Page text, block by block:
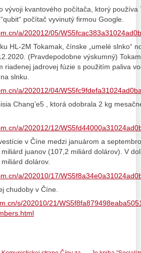
vývoji kvantového počítača, ktorý používa
počítač vyvinutý firmou Google.
a/202012/05/
HL-2M Tokamak, čínske „umelé slnko“
(Pravdepodobne výskumný)
riadenej jadrovej fúzie s použitím paliva
slnku.
a/202012/04/
Chang’e5 , ktorá odobrala 2 kg
a/202012/12/
v Číne medzi januárom a
juanov (107,2 miliárd dolárov). V
dolárov.
a/202010/17/
chudoby v Číne.
s/202010/21/